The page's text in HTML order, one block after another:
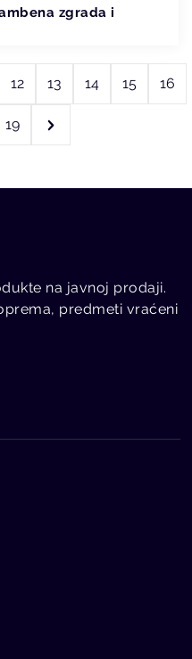
zgrada i
12 13 14 15 16
19
na javnoj prodaji.
predmeti vraćeni